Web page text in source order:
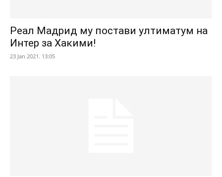
Реал Мадрид му постави ултиматум на
Интер за Хакими!
23 Jan 2021. 13:05